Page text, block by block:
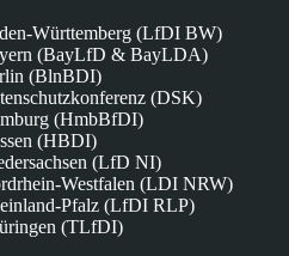
Württemberg (LfDI BW)
(BayLfD & BayLDA)
(BlnBDI)
(DSK)
(HmbBfDI)
(HBDI)
(LfD NI)
Westfalen (LDI NRW)
Pfalz (LfDI RLP)
(TLfDI)